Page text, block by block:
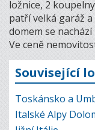
ložnice, 2
patří velká garáž
domem se
Ve ceně
Související
Toskánsko a
Italské Alpy